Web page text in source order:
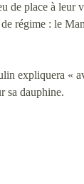
de place à
régime : le
expliquera
sa dauphine.